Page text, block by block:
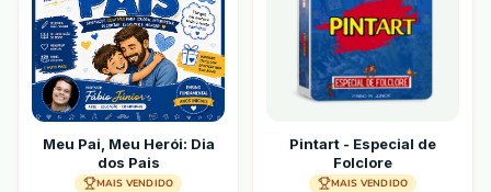
Meu Pai, Meu Herói: Dia
dos Pais
MAIS VENDIDO
Pintart - Especial de
Folclore
MAIS VENDIDO